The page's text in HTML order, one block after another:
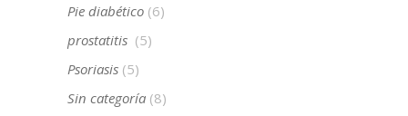
Pie diabético (6)
prostatitis (5)
Psoriasis (5)
Sin categoría (8)